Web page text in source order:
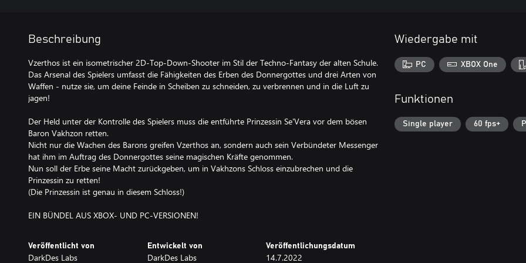
Beschreibung
Vzerthos ist ein isometrischer 2D-Top-Down-Shooter im Stil der Techno-Fantasy der alten Schule.
Das Arsenal des Spielers umfasst die Fähigkeiten des Erben des Donnergottes und drei Arten von
Waffen - nutze sie, um deine Feinde in Scheiben zu schneiden, zu verbrennen und in die Luft zu
jagen!
Der Held unter der Kontrolle des Spielers muss die entführte Prinzessin Se'Vera vor dem bösen
Baron Vakhzon retten.
Nicht nur die Wachen des Barons greifen Vzerthos an, sondern auch sein Verbündeter Messenger
hat ihm im Auftrag des Donnergottes seine magischen Kräfte genommen.
Nun soll der Erbe seine Macht zurückgeben, um in Vakhzons Schloss einzubrechen und die
Prinzessin zu retten!
(Die Prinzessin ist genau in diesem Schloss!)
EIN BÜNDEL AUS XBOX- UND PC-VERSIONEN!
Veröffentlicht von
DarkDes Labs
Entwickelt von
DarkDes Labs
Veröffentlichungsdatum
14.7.2022
Wiedergabe mit
PC XBOX One
Funktionen
Single player 60 fps+